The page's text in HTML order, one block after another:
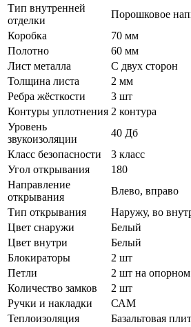
Тип внутренней
отделки
Порошковое
Коробка
70 мм
Полотно
60 мм
Лист металла
С двух сторон
Толщина листа
2 мм
Ребра жёсткости
3 шт
Контуры уплотнения 2 контура
Уровень
звукоизоляции
40 Дб
Класс безопасности
3 класс
Угол открывания
180
Направление
открывания
Влево, вправо
Тип открывания
Наружу, во
Цвет снаружи
Белый
Цвет внутри
Белый
Блокираторы
2 шт
Петли
2 шт на
Количество замков
2 шт
Ручки и накладки
САМ
Теплоизоляция
Базальтовая